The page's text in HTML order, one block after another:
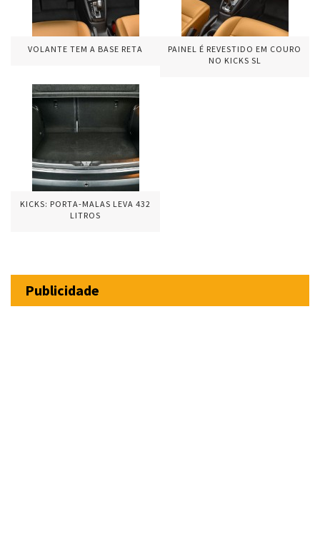
VOLANTE TEM A BASE RETA
PAINEL É REVESTIDO EM COURO
NO KICKS SL
KICKS: PORTA-MALAS LEVA 432
LITROS
Publicidade